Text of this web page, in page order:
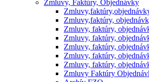
Zmluvy, Faktúry, Objednávky
Zmluvy,faktúry,
Zmluvy, faktúry,
Zmluvy, faktúry,
Zmluvy, faktúry,
Zmluvy, faktúry,
Zmluvy, faktúry,
Zmluvy Faktúry